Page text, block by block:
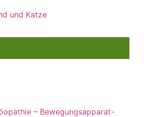
und Katze
– Bewegungsapparat-